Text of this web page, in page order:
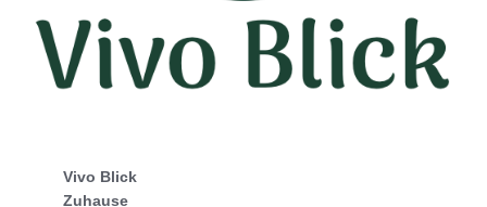
Vivo Blick
Zuhause